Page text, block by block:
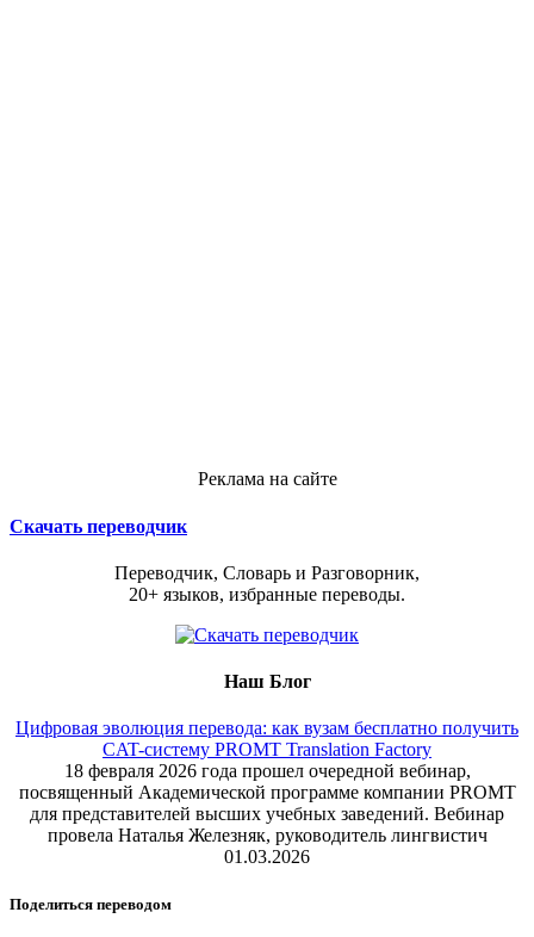
Реклама на сайте
Скачать переводчик
Переводчик, Словарь и Разговорник,
20+ языков, избранные переводы.
Наш Блог
Цифровая эволюция перевода: как вузам бесплатно получить
CAT-систему PROMT Translation Factory
18 февраля 2026 года прошел очередной вебинар,
посвященный Академической программе компании PROMT
для представителей высших учебных заведений. Вебинар
провела Наталья Железняк, руководитель лингвистич
01.03.2026
Поделиться переводом